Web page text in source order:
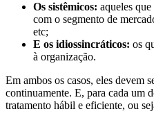
Os sistêmicos: aqueles
com o segmento de
etc;
E os idiossincráticos: os
à organização.
Em ambos os casos, eles devem
continuamente. E, para cada um
tratamento hábil e eficiente, ou